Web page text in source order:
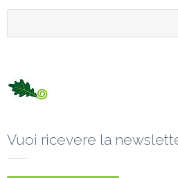
Vuoi ricevere la